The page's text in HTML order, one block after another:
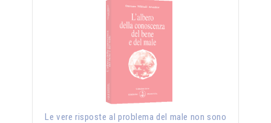
Le vere risposte al problema del male non sono